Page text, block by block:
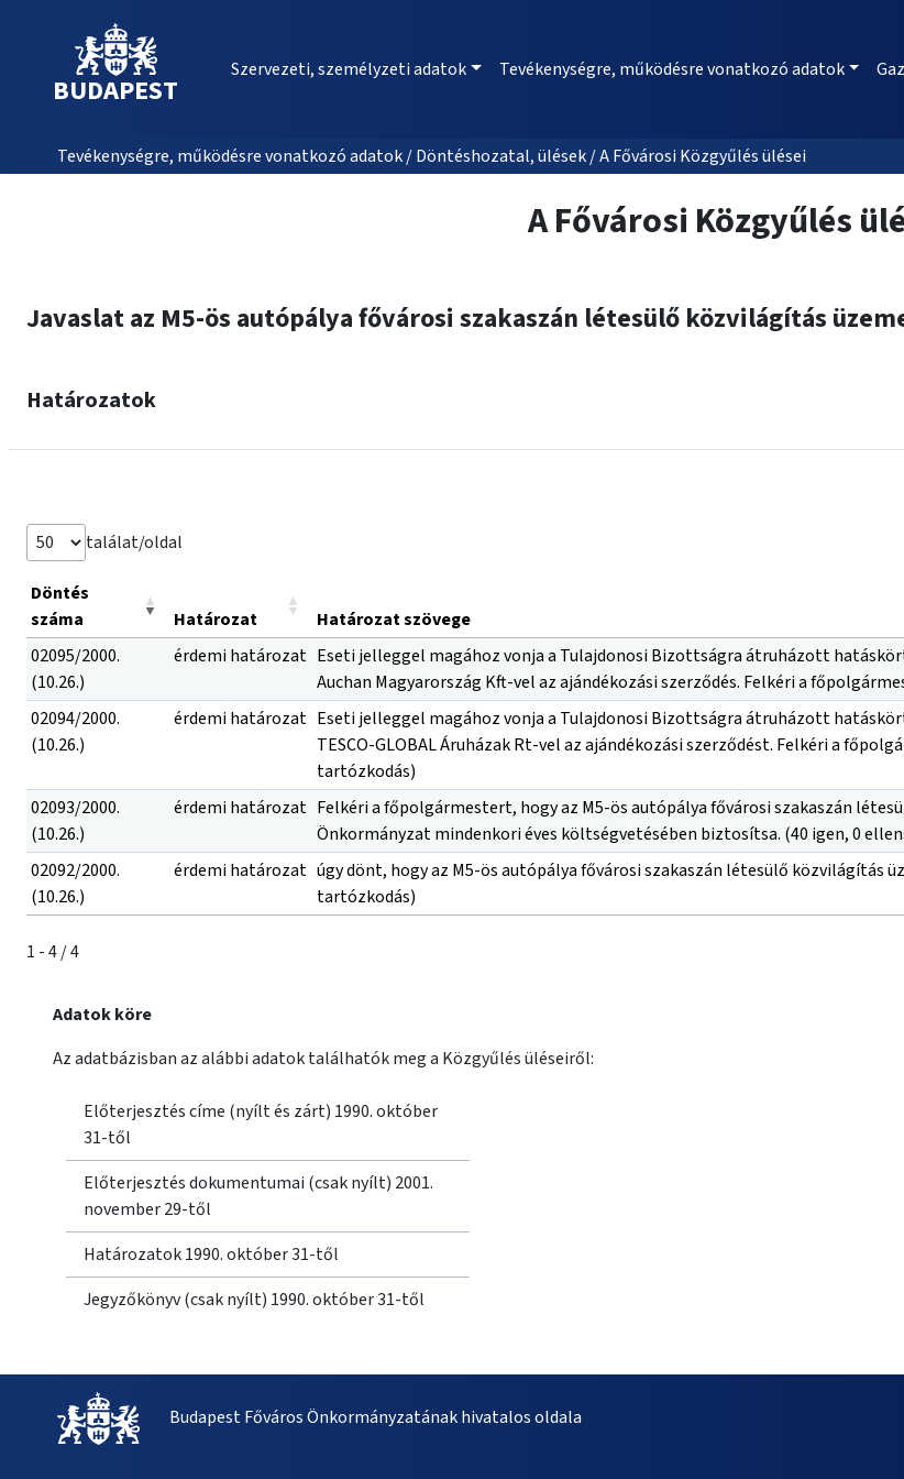
BUDAPEST
Szervezeti, személyzeti adatok Tevékenységre, működésre vonatkozó adatok
Tevékenységre, működésre vonatkozó adatok / Döntéshozatal, ülések / A Fővárosi Közgyűlés ülései
A Fővárosi Közgyűlés
Javaslat az M5-ös autópálya fővárosi szakaszán létesülő közvilágítás
Határozatok
találat/oldal
Döntés
száma
Határozat
Határozat szövege
02095/2000.
(10.26.)
érdemi határozat Eseti jelleggel magához vonja a Tulajdonosi Bizottságra átruházott
Auchan Magyarország Kft-vel az ajándékozási szerződés. Felkéri a
02094/2000.
(10.26.)
érdemi határozat Eseti jelleggel magához vonja a Tulajdonosi Bizottságra átruházott
TESCO-GLOBAL Áruházak Rt-vel az ajándékozási szerződést. Felkéri a
tartózkodás)
02093/2000.
(10.26.)
érdemi határozat Felkéri a főpolgármestert, hogy az M5-ös autópálya fővárosi szakaszán
Önkormányzat mindenkori éves költségvetésében biztosítsa. (40 igen, 0
02092/2000.
(10.26.)
érdemi határozat úgy dönt, hogy az M5-ös autópálya fővárosi szakaszán létesülő közvilágítás
tartózkodás)
1 - 4 / 4
Adatok köre
Az adatbázisban az alábbi adatok találhatók meg a Közgyűlés üléseiről:
Előterjesztés címe (nyílt és zárt) 1990. október
31-től
Előterjesztés dokumentumai (csak nyílt) 2001.
november 29-től
Határozatok 1990. október 31-től
Jegyzőkönyv (csak nyílt) 1990. október 31-től
Budapest Főváros Önkormányzatának hivatalos oldala